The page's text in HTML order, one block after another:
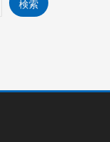
検索